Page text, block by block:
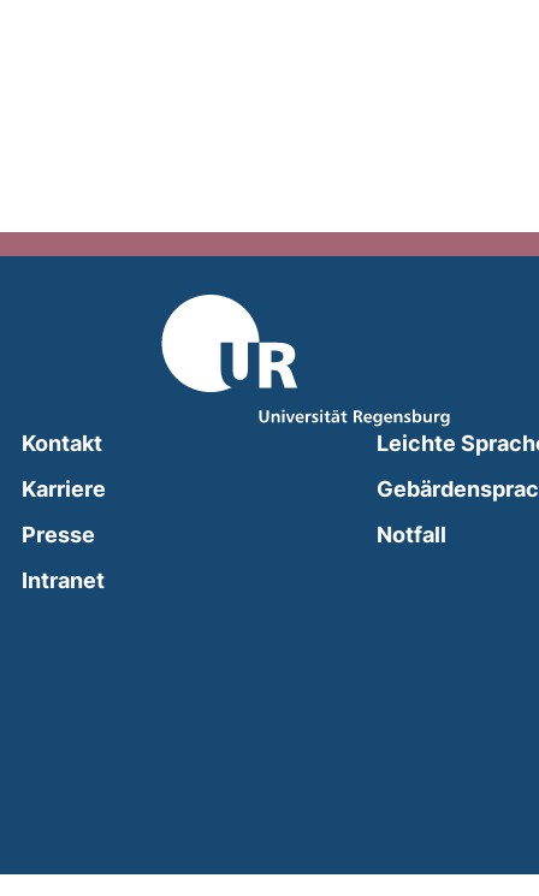
Kontakt
Karriere
Presse
Intranet(external link, opens in a new window)
Leichte
Notfall